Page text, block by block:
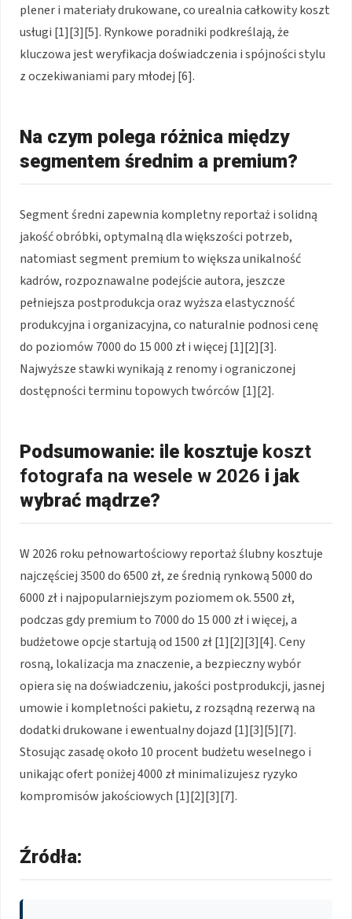
plener i materiały drukowane, co urealnia całkowity koszt
usługi [1][3][5]. Rynkowe poradniki podkreślają, że
kluczowa jest weryfikacja doświadczenia i spójności stylu
z oczekiwaniami pary młodej [6].
Na czym polega różnica między
segmentem średnim a premium?
Segment średni zapewnia kompletny reportaż i solidną
jakość obróbki, optymalną dla większości potrzeb,
natomiast segment premium to większa unikalność
kadrów, rozpoznawalne podejście autora, jeszcze
pełniejsza postprodukcja oraz wyższa elastyczność
produkcyjna i organizacyjna, co naturalnie podnosi cenę
do poziomów 7000 do 15 000 zł i więcej [1][2][3].
Najwyższe stawki wynikają z renomy i ograniczonej
dostępności terminu topowych twórców [1][2].
Podsumowanie: ile kosztuje koszt
fotografa na wesele w 2026 i jak
wybrać mądrze?
W 2026 roku pełnowartościowy reportaż ślubny kosztuje
najczęściej 3500 do 6500 zł, ze średnią rynkową 5000 do
6000 zł i najpopularniejszym poziomem ok. 5500 zł,
podczas gdy premium to 7000 do 15 000 zł i więcej, a
budżetowe opcje startują od 1500 zł [1][2][3][4]. Ceny
rosną, lokalizacja ma znaczenie, a bezpieczny wybór
opiera się na doświadczeniu, jakości postprodukcji, jasnej
umowie i kompletności pakietu, z rozsądną rezerwą na
dodatki drukowane i ewentualny dojazd [1][3][5][7].
Stosując zasadę około 10 procent budżetu weselnego i
unikając ofert poniżej 4000 zł minimalizujesz ryzyko
kompromisów jakościowych [1][2][3][7].
Źródła: